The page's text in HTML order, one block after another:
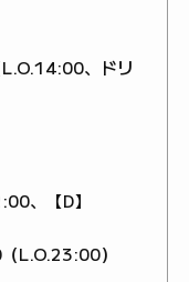
、ドリ
、【D】
L.O.23:00）